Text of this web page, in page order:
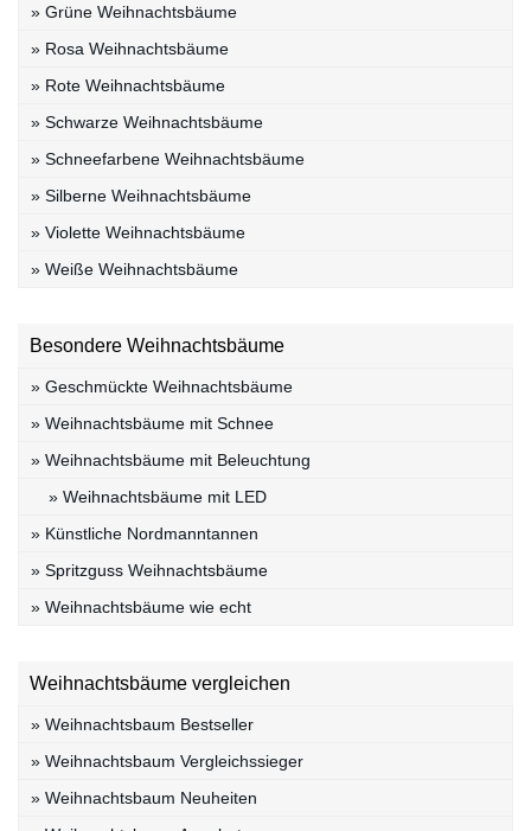
» Grüne Weihnachtsbäume
» Rosa Weihnachtsbäume
» Rote Weihnachtsbäume
» Schwarze Weihnachtsbäume
» Schneefarbene Weihnachtsbäume
» Silberne Weihnachtsbäume
» Violette Weihnachtsbäume
» Weiße Weihnachtsbäume
Besondere Weihnachtsbäume
» Geschmückte Weihnachtsbäume
» Weihnachtsbäume mit Schnee
» Weihnachtsbäume mit Beleuchtung
» Weihnachtsbäume mit LED
» Künstliche Nordmanntannen
» Spritzguss Weihnachtsbäume
» Weihnachtsbäume wie echt
Weihnachtsbäume vergleichen
» Weihnachtsbaum Bestseller
» Weihnachtsbaum Vergleichssieger
» Weihnachtsbaum Neuheiten